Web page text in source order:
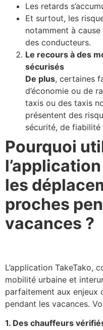
Les retards
Et surtout, les
notamment à
des conducteurs.
Le recours à des
sécurisés
De plus, certaines
d’économie ou de
taxis ou des taxis
présentent des
sécurité, de fiabilité
Pourquoi
les
proches
vacances ?
L’application TakeTako,
mobilité urbaine et
parfaitement aux enjeux
pendant les vacances.
1. Des chauffeurs